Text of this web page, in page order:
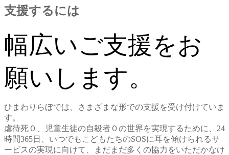
支援するには
幅広いご支援をお
願いします。
ひまわりらぼでは、さまざまな形での支援を受け付けていま
す。
虐待死０、児童生徒の自殺者０の世界を実現するために、24
時間365日、いつでもこどもたちのSOSに耳を傾けられるサ
ービスの実現に向けて、まだまだ多くの協力をいただかなけ